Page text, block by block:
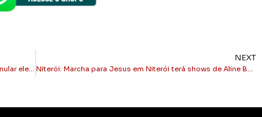
Estado do Rio: Deputados do PDT vão ao STF para anular eleição da presidência da ALERJ
NEXT
Niterói: Marcha para Jesus em Niterói terá shows de Aline Barros e Cassiane em 25 de abril